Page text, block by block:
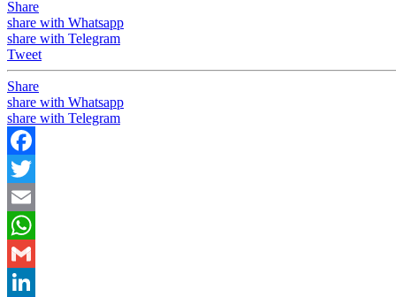
Share
share with Whatsapp
share with Telegram
Tweet
Share
share with Whatsapp
share with Telegram
Facebook
Twitter
Email
WhatsApp
Gmail